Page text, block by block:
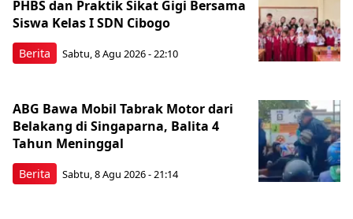
Berita
PHBS dan Praktik Sikat Gigi Bersama
Siswa Kelas I SDN Cibogo
Sabtu, 8 Agu 2026 - 22:10
Berita
ABG Bawa Mobil Tabrak Motor dari
Belakang di Singaparna, Balita 4
Tahun Meninggal
Sabtu, 8 Agu 2026 - 21:14